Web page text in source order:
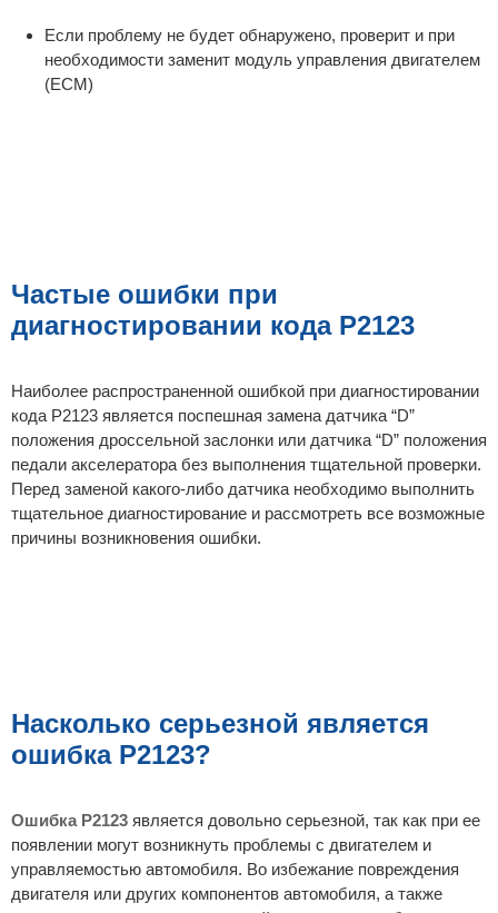
Если проблему не будет обнаружено, проверит и при
необходимости заменит модуль управления двигателем
(ECM)
Частые ошибки при
диагностировании кода P2123
Наиболее распространенной ошибкой при диагностировании
кода P2123 является поспешная замена датчика “D”
положения дроссельной заслонки или датчика “D” положения
педали акселератора без выполнения тщательной проверки.
Перед заменой какого-либо датчика необходимо выполнить
тщательное диагностирование и рассмотреть все возможные
причины возникновения ошибки.
Насколько серьезной является
ошибка P2123?
Ошибка P2123 является довольно серьезной, так как при ее
появлении могут возникнуть проблемы с двигателем и
управляемостью автомобиля. Во избежание повреждения
двигателя или других компонентов автомобиля, а также